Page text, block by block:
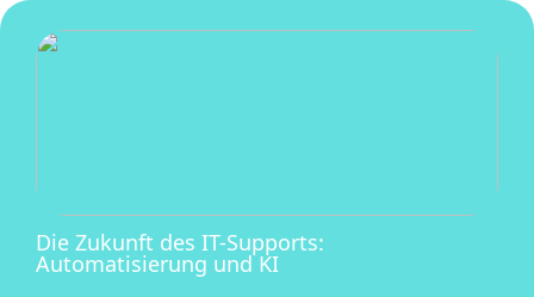
Die Zukunft des IT-Supports:
Automatisierung und KI